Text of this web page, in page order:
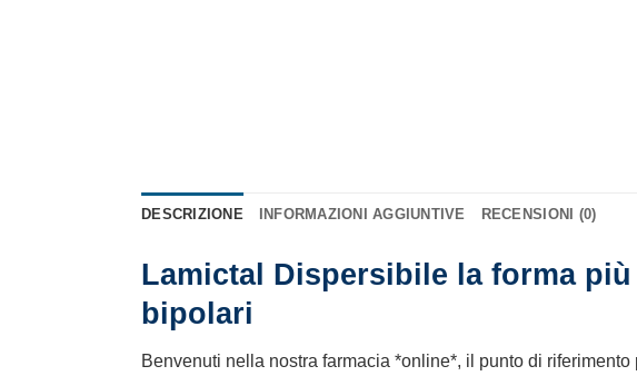
DESCRIZIONE INFORMAZIONI AGGIUNTIVE RECENSIONI (0)
Lamictal Dispersibile la forma
bipolari
Benvenuti nella nostra farmacia *online*, il punto di